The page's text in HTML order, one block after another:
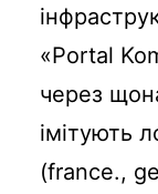
«Portal
через
імітують
(france.,